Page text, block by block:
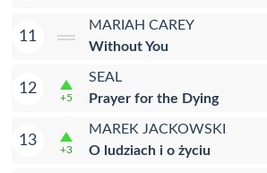
11
MARIAH CAREY
Without You
12
+5
SEAL
Prayer for the Dying
13
+3
MAREK JACKOWSKI
O ludziach i o życiu